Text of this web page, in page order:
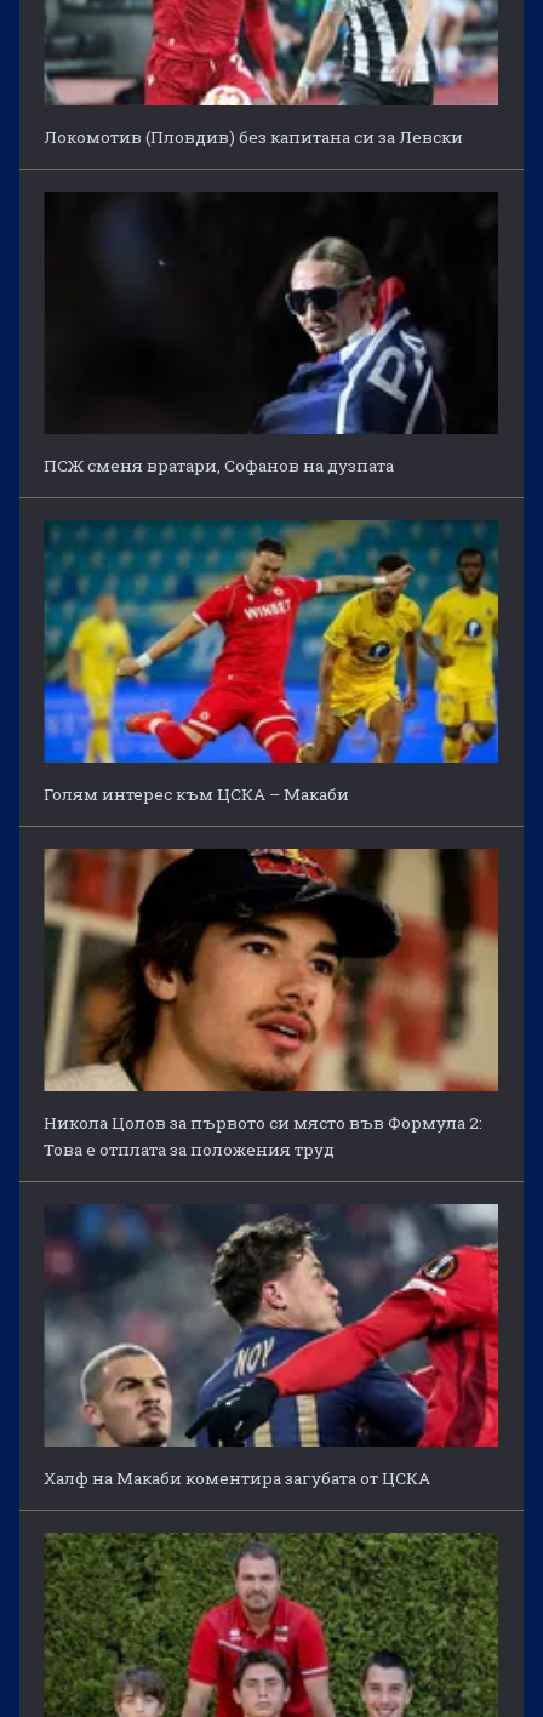
Локомотив (Пловдив) без капитана си за Левски
ПСЖ сменя вратари, Софанов на дузпата
Голям интерес към ЦСКА – Макаби
Никола Цолов за първото си място във Формула 2:
Това е отплата за положения труд
Халф на Макаби коментира загубата от ЦСКА